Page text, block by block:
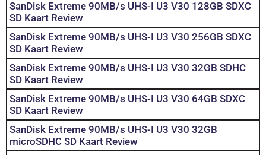
SanDisk Extreme 90MB/s UHS-I U3 V30 128GB SDXC
SD Kaart Review
SanDisk Extreme 90MB/s UHS-I U3 V30 256GB SDXC
SD Kaart Review
SanDisk Extreme 90MB/s UHS-I U3 V30 32GB SDHC
SD Kaart Review
SanDisk Extreme 90MB/s UHS-I U3 V30 64GB SDXC
SD Kaart Review
SanDisk Extreme 90MB/s UHS-I U3 V30 32GB
microSDHC SD Kaart Review